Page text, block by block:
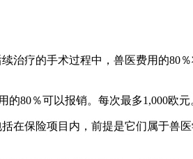
治疗的手术过程中，兽医费用的80
80％可以报销。每次最多1,000欧元
在保险项目内，前提是它们属于兽